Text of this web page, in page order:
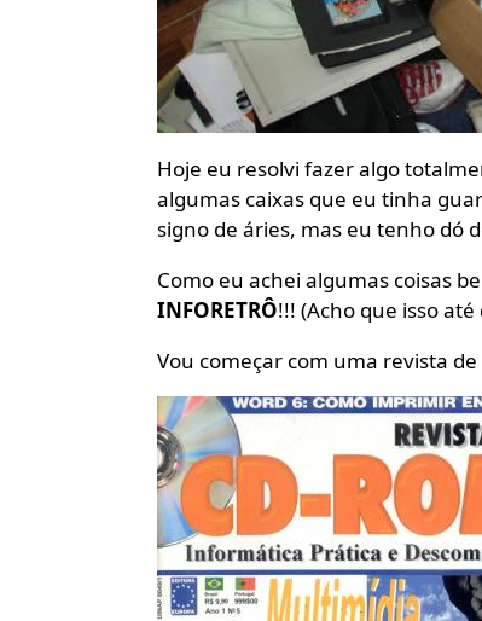
Hoje eu resolvi fazer algo
algumas caixas que eu tinha
signo de áries, mas eu tenho dó
Como eu achei algumas coisas
INFORETRÔ!!! (Acho que isso
Vou começar com uma revista de